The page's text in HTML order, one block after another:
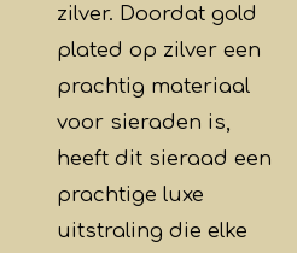
zilver. Doordat gold
plated op zilver een
prachtig materiaal
voor sieraden is,
heeft dit sieraad een
prachtige luxe
uitstraling die elke